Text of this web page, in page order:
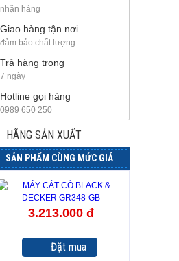
nhận hàng
Giao hàng tận nơi
đảm bảo chất lượng
Trả hàng trong
7 ngày
Hotline gọi hàng
0989 650 250
HÃNG SẢN XUẤT
SẢN PHẨM CÙNG MỨC GIÁ
3.213.000 đ
Đặt mua